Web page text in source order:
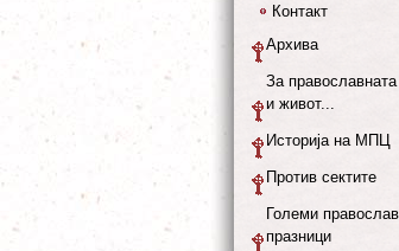
Контакт
Архива
За
и живот...
Историја на МПЦ
Против сектите
Големи
празници